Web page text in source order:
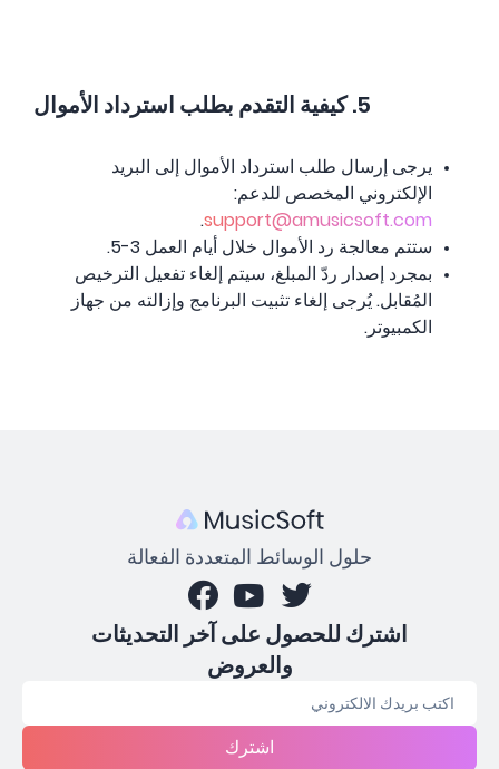
5. كيفية التقدم بطلب استرداد الأموال
يرجى إرسال طلب استرداد الأموال إلى البريد
الإلكتروني المخصص للدعم:
support@amusicsoft.com
.
ستتم معالجة رد الأموال خلال أيام العمل 3-5.
بمجرد إصدار ردّ المبلغ، سيتم إلغاء تفعيل الترخيص
المُقابل. يُرجى إلغاء تثبيت البرنامج وإزالته من جهاز
الكمبيوتر.
حلول الوسائط المتعددة الفعالة
اشترك للحصول على آخر التحديثات
والعروض
اشترك